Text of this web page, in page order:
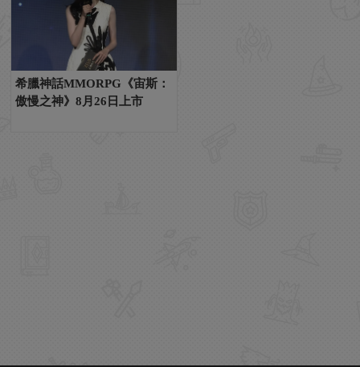
希臘神話MMORPG《宙斯：
傲慢之神》8月26日上市